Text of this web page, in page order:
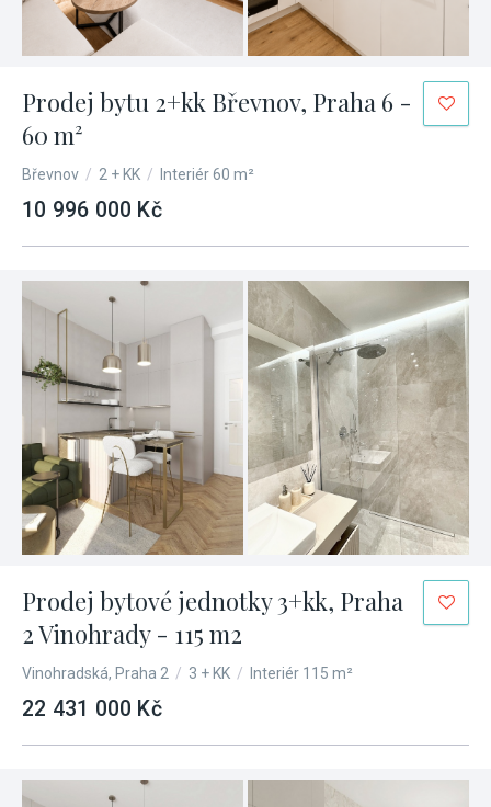
Prodej bytu 2+kk Břevnov, Praha 6 -
60 m²
Břevnov / 2 + KK / Interiér 60 m²
10 996 000 Kč
Prodej bytové jednotky 3+kk, Praha
2 Vinohrady - 115 m2
Vinohradská, Praha 2 / 3 + KK / Interiér 115 m²
22 431 000 Kč